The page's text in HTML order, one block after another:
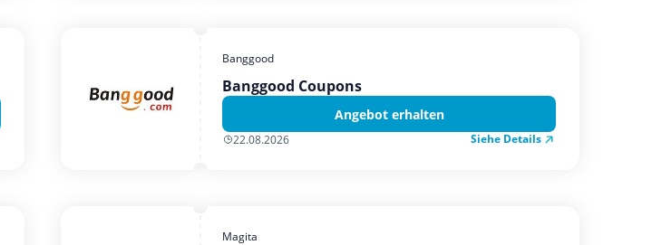
Banggood
Banggood Coupons
Angebot erhalten
22.08.2026 Siehe Details
Magita